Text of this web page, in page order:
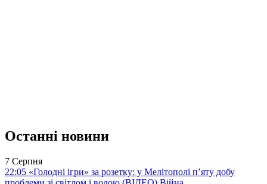
Останні новини
7 Серпня
22:05 «Голодні ігри» за розетку: у Мелітополі п’яту добу